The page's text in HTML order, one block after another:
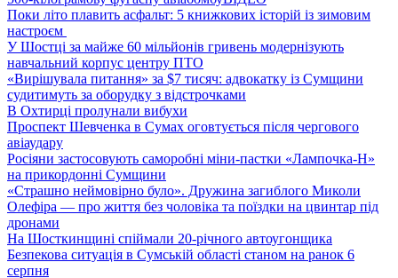
Поки літо плавить асфальт: 5 книжкових історій із зимовим
настроєм
У Шостці за майже 60 мільйонів гривень модернізують
навчальний корпус центру ПТО
«Вирішувала питання» за $7 тисяч: адвокатку із Сумщини
судитимуть за оборудку з відстрочками
В Охтирці пролунали вибухи
Проспект Шевченка в Сумах оговтується після чергового
авіаудару
Росіяни застосовують саморобні міни-пастки «Лампочка-Н»
на прикордонні Сумщини
«Страшно неймовірно було». Дружина загиблого Миколи
Олефіра — про життя без чоловіка та поїздки на цвинтар під
дронами
На Шосткинщині спіймали 20-річного автоугонщика
Безпекова ситуація в Сумській області станом на ранок 6
серпня